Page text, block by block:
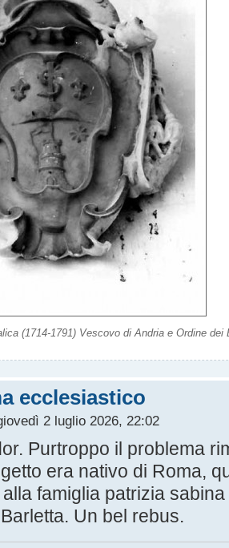
(1714-1791) Vescovo di Andria e Ordine dei
ecclesiastico
2 luglio 2026, 22:02
Purtroppo il problema
era nativo di Roma,
famiglia patrizia
Un bel rebus.